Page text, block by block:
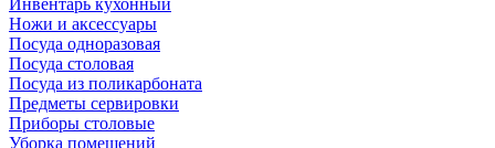
Инвентарь кухонный
Ножи и аксессуары
Посуда одноразовая
Посуда столовая
Посуда из поликарбоната
Предметы сервировки
Приборы столовые
Уборка помещений